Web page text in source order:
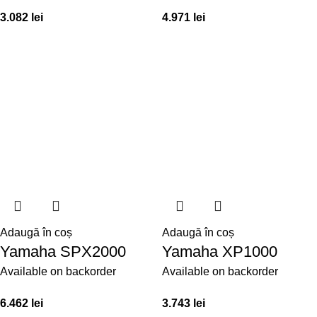
3.082 lei 4.971 lei
Adaugă în coș
Yamaha SPX2000
Available on backorder
6.462 lei
Adaugă în coș
Yamaha XP1000
Available on backorder
3.743 lei